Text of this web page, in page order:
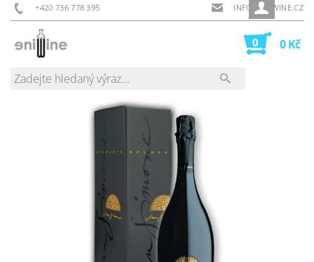
+420 736 778 395 INFO@ENIWINE.CZ
0 0 Kč